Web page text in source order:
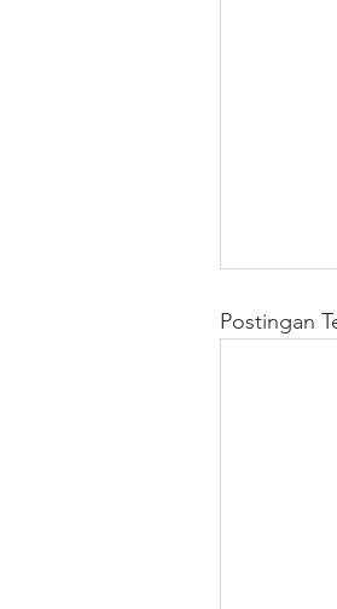
Postingan